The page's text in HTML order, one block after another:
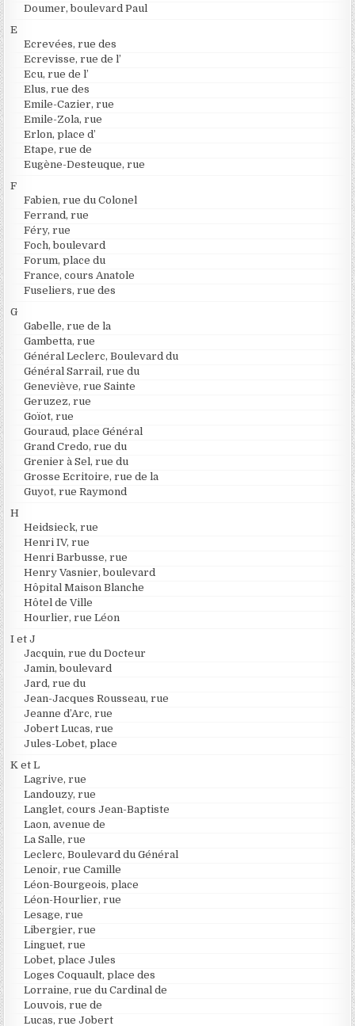
Doumer, boulevard Paul
E
Ecrevées, rue des
Ecrevisse, rue de l’
Ecu, rue de l’
Elus, rue des
Emile-Cazier, rue
Emile-Zola, rue
Erlon, place d’
Etape, rue de
Eugène-Desteuque, rue
F
Fabien, rue du Colonel
Ferrand, rue
Féry, rue
Foch, boulevard
Forum, place du
France, cours Anatole
Fuseliers, rue des
G
Gabelle, rue de la
Gambetta, rue
Général Leclerc, Boulevard du
Général Sarrail, rue du
Geneviève, rue Sainte
Geruzez, rue
Goïot, rue
Gouraud, place Général
Grand Credo, rue du
Grenier à Sel, rue du
Grosse Ecritoire, rue de la
Guyot, rue Raymond
H
Heidsieck, rue
Henri IV, rue
Henri Barbusse, rue
Henry Vasnier, boulevard
Hôpital Maison Blanche
Hôtel de Ville
Hourlier, rue Léon
I et J
Jacquin, rue du Docteur
Jamin, boulevard
Jard, rue du
Jean-Jacques Rousseau, rue
Jeanne d’Arc, rue
Jobert Lucas, rue
Jules-Lobet, place
K et L
Lagrive, rue
Landouzy, rue
Langlet, cours Jean-Baptiste
Laon, avenue de
La Salle, rue
Leclerc, Boulevard du Général
Lenoir, rue Camille
Léon-Bourgeois, place
Léon-Hourlier, rue
Lesage, rue
Libergier, rue
Linguet, rue
Lobet, place Jules
Loges Coquault, place des
Lorraine, rue du Cardinal de
Louvois, rue de
Lucas, rue Jobert